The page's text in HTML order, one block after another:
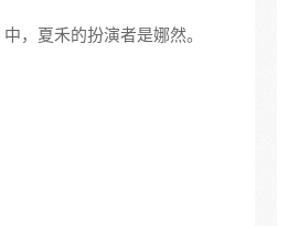
中，夏禾的扮演者是娜然。